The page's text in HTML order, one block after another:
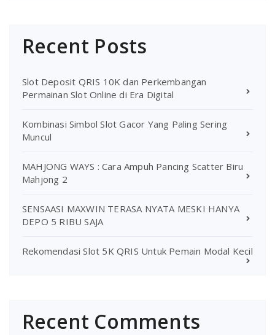
Recent Posts
Slot Deposit QRIS 10K dan Perkembangan
Permainan Slot Online di Era Digital
Kombinasi Simbol Slot Gacor Yang Paling Sering
Muncul
MAHJONG WAYS : Cara Ampuh Pancing Scatter Biru
Mahjong 2
SENSAASI MAXWIN TERASA NYATA MESKI HANYA
DEPO 5 RIBU SAJA
Rekomendasi Slot 5K QRIS Untuk Pemain Modal Kecil
Recent Comments